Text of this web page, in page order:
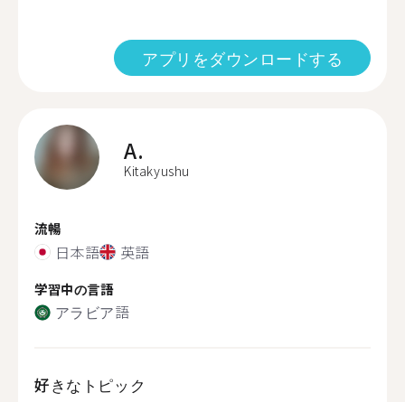
アプリをダウンロードする
A.
Kitakyushu
流暢
日本語 英語
学習中の言語
アラビア語
好きなトピック